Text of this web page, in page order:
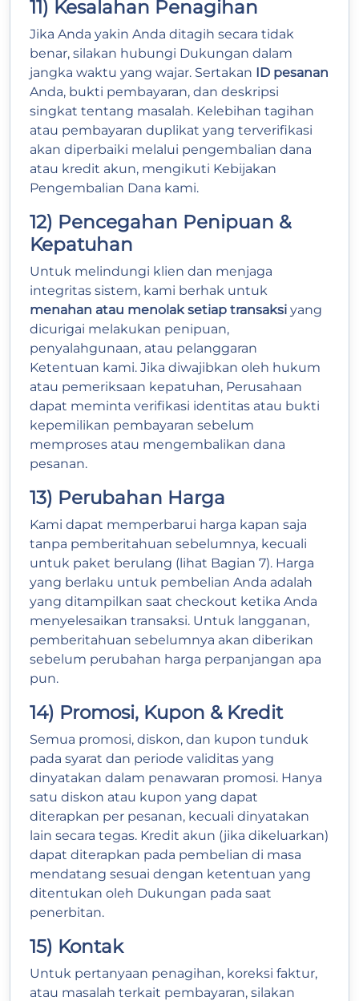
11) Kesalahan Penagihan
Jika Anda yakin Anda ditagih secara tidak
benar, silakan hubungi Dukungan dalam
jangka waktu yang wajar. Sertakan ID pesanan
Anda, bukti pembayaran, dan deskripsi
singkat tentang masalah. Kelebihan tagihan
atau pembayaran duplikat yang terverifikasi
akan diperbaiki melalui pengembalian dana
atau kredit akun, mengikuti Kebijakan
Pengembalian Dana kami.
12) Pencegahan Penipuan &
Kepatuhan
Untuk melindungi klien dan menjaga
integritas sistem, kami berhak untuk
menahan atau menolak setiap transaksi yang
dicurigai melakukan penipuan,
penyalahgunaan, atau pelanggaran
Ketentuan kami. Jika diwajibkan oleh hukum
atau pemeriksaan kepatuhan, Perusahaan
dapat meminta verifikasi identitas atau bukti
kepemilikan pembayaran sebelum
memproses atau mengembalikan dana
pesanan.
13) Perubahan Harga
Kami dapat memperbarui harga kapan saja
tanpa pemberitahuan sebelumnya, kecuali
untuk paket berulang (lihat Bagian 7). Harga
yang berlaku untuk pembelian Anda adalah
yang ditampilkan saat checkout ketika Anda
menyelesaikan transaksi. Untuk langganan,
pemberitahuan sebelumnya akan diberikan
sebelum perubahan harga perpanjangan apa
pun.
14) Promosi, Kupon & Kredit
Semua promosi, diskon, dan kupon tunduk
pada syarat dan periode validitas yang
dinyatakan dalam penawaran promosi. Hanya
satu diskon atau kupon yang dapat
diterapkan per pesanan, kecuali dinyatakan
lain secara tegas. Kredit akun (jika dikeluarkan)
dapat diterapkan pada pembelian di masa
mendatang sesuai dengan ketentuan yang
ditentukan oleh Dukungan pada saat
penerbitan.
15) Kontak
Untuk pertanyaan penagihan, koreksi faktur,
atau masalah terkait pembayaran, silakan